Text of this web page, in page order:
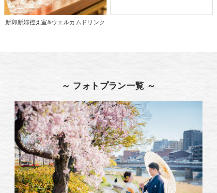
新郎新婦控え室&ウェルカムドリンク
～ フォトプラン一覧 ～